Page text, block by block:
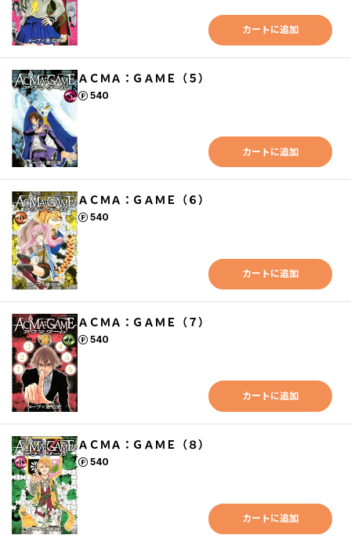
カートに追加
ＡＣＭＡ：ＧＡＭＥ（５）
540
ポイント
カートに追加
ＡＣＭＡ：ＧＡＭＥ（６）
540
ポイント
カートに追加
ＡＣＭＡ：ＧＡＭＥ（７）
540
ポイント
カートに追加
ＡＣＭＡ：ＧＡＭＥ（８）
540
ポイント
カートに追加